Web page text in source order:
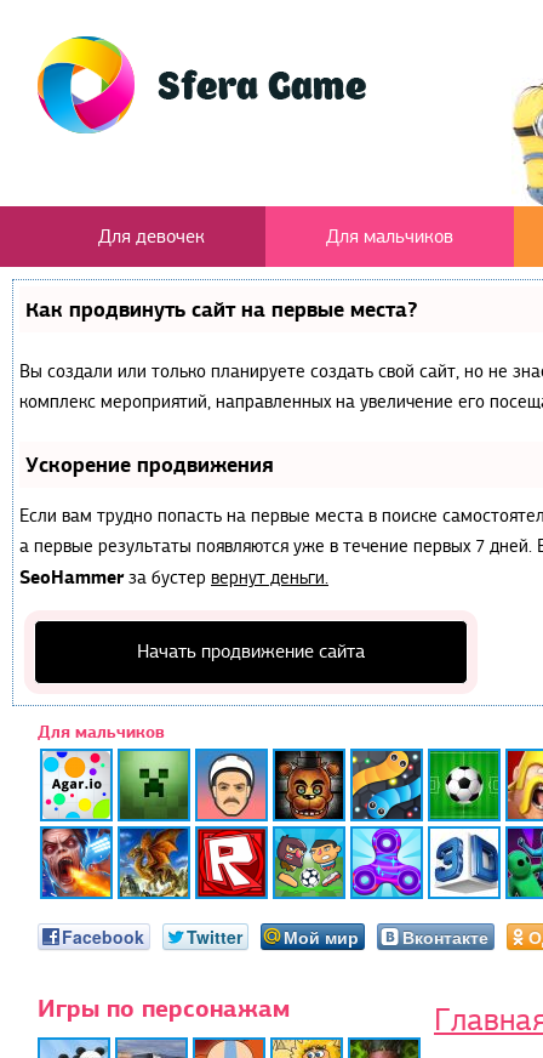
Для девочек Для мальчиков
Как продвинуть сайт на первые места?
Вы создали или только планируете создать свой сайт, но не
комплекс мероприятий, направленных на увеличение его
Ускорение продвижения
Если вам трудно попасть на первые места в поиске
а первые результаты появляются уже в течение первых 7
SeoHammerза бустер вернут деньги.
Начать продвижение сайта
Для мальчиков
Facebook Twitter Мой мир Вконтакте
Игры по персонажам